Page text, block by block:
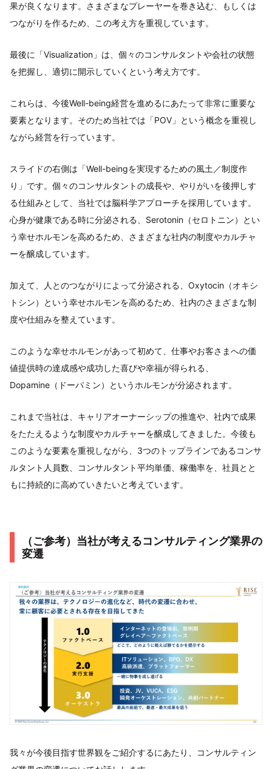
果が良くなります。さまざまなプレーヤーを巻き込む、もしくは
つながりを作るため、この考え方を重視しています。
最後に「Visualization」は、個々のコンサルタントや会社の状態
を把握し、適切に開示していくという考え方です。
これらは、今後Well-being経営を進めるにあたって非常に重要な
要素となります。そのため当社では「POV」という概念を重視し
ながら経営を行っています。
スライドの右側は「Well-beingを実現するための⾵⼟／制度作
り」です。個々のコンサルタントの成長や、やりがいを後押しす
る仕組みとして、当社では脳科学アプローチを採用しています。
心身が健康である時に分泌される、Serotonin（セロトニン）とい
う幸せホルモンを高めるため、さまざまな社内の制度やカルチャ
ーを醸成しています。
加えて、人とのつながりによって分泌される、Oxytocin（オキシ
トシン）という幸せホルモンを高めるため、社内のさまざまな制
度や仕組みを整えています。
このような幸せホルモンがあって初めて、仕事やお客さまへの価
値提供時の達成感や成功した喜びや幸福が得られる、
Dopamine（ドーパミン）というホルモンが分泌されます。
これまで当社は、キャリアオーナーシップの推進や、社内で成果
をたたえるような制度やカルチャーを醸成してきました。今後も
このような要素を重視しながら、3つのトップラインであるコンサ
ルタント人員数、コンサルタント平均単価、稼働率を、社員とと
もに持続的に高めていきたいと考えています。
（ご参考）当社が考えるコンサルティング業界の
変遷
我々が今後目指す世界観をご紹介するにあたり、コンサルティン